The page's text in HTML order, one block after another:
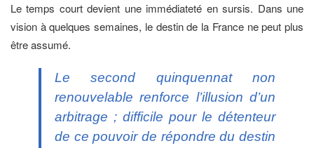
Le temps court devient une immédiateté en sursis. Dans une
vision à quelques semaines, le destin de la France ne peut plus
être assumé.
Le second quinquennat non
renouvelable renforce l’illusion d’un
arbitrage ; difficile pour le détenteur
de ce pouvoir de répondre du destin